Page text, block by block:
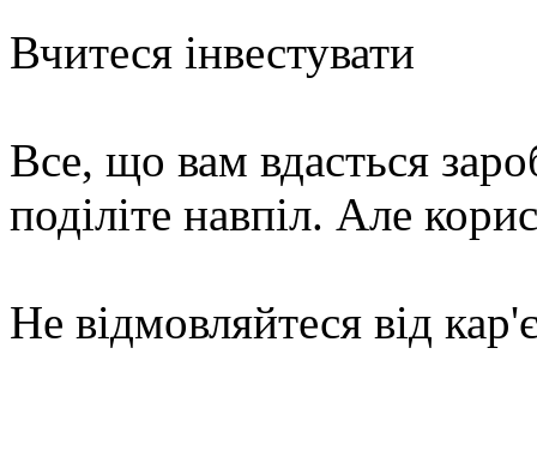
Вчитеся інвестувати
Все, що вам вдасться
поділіте навпіл. Але
Не відмовляйтеся від